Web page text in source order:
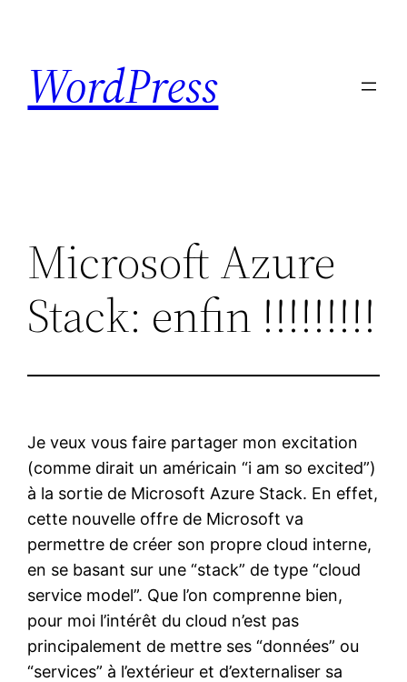
content
WordPress
Microsoft Azure
Stack: enfin !!!!!!!!!
Je veux vous faire partager mon excitation
(comme dirait un américain “i am so excited”)
à la sortie de Microsoft Azure Stack. En effet,
cette nouvelle offre de Microsoft va
permettre de créer son propre cloud interne,
en se basant sur une “stack” de type “cloud
service model”. Que l’on comprenne bien,
pour moi l’intérêt du cloud n’est pas
principalement de mettre ses “données” ou
“services” à l’extérieur et d’externaliser sa